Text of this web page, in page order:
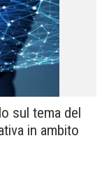
sul tema del
in ambito